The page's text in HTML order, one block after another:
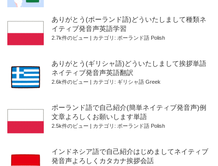
ありがとう(ポーランド語)どういたしまして種類ネ
イティブ発音声英語学習
2.7k件のビュー | カテゴリ: ポーランド語 Polish
ありがとう(ギリシャ語)どういたしまして挨拶単語
ネイティブ発音声英語翻訳
2.6k件のビュー | カテゴリ: ギリシャ語 Greek
ポーランド語で自己紹介(簡単ネイティブ発音声)例
文章よろしくお願いします単語
2.5k件のビュー | カテゴリ: ポーランド語 Polish
インドネシア語で自己紹介はじめましてネイティブ
発音声よろしくカタカナ挨拶会話